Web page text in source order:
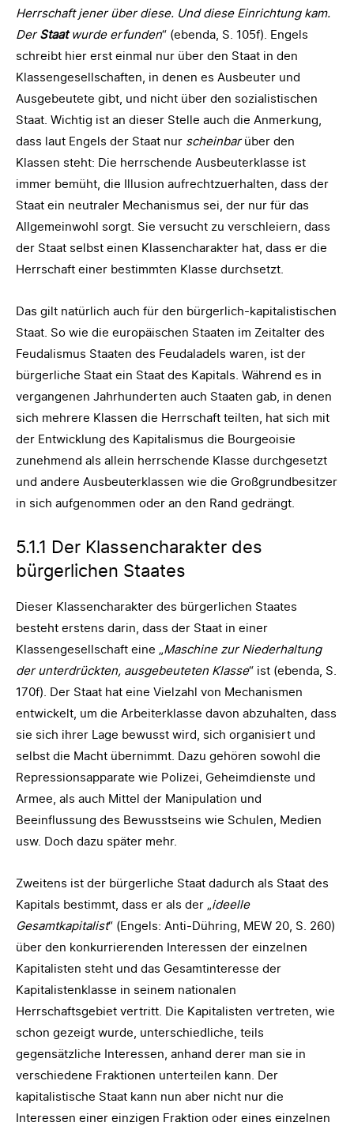
Herrschaft jener über diese. Und diese Einrichtung kam.
DerStaatwurde erfunden“ (ebenda, S. 105f). Engels
schreibt hier erst einmal nur über den Staat in den
Klassengesellschaften, in denen es Ausbeuter und
Ausgebeutete gibt, und nicht über den sozialistischen
Staat. Wichtig ist an dieser Stelle auch die Anmerkung,
dass laut Engels der Staat nur scheinbarüber den
Klassen steht: Die herrschende Ausbeuterklasse ist
immer bemüht, die Illusion aufrechtzuerhalten, dass der
Staat ein neutraler Mechanismus sei, der nur für das
Allgemeinwohl sorgt. Sie versucht zu verschleiern, dass
der Staat selbst einen Klassencharakter hat, dass er die
Herrschaft einer bestimmten Klasse durchsetzt.
Das gilt natürlich auch für den bürgerlich-kapitalistischen
Staat. So wie die europäischen Staaten im Zeitalter des
Feudalismus Staaten des Feudaladels waren, ist der
bürgerliche Staat ein Staat des Kapitals. Während es in
vergangenen Jahrhunderten auch Staaten gab, in denen
sich mehrere Klassen die Herrschaft teilten, hat sich mit
der Entwicklung des Kapitalismus die Bourgeoisie
zunehmend als allein herrschende Klasse durchgesetzt
und andere Ausbeuterklassen wie die Großgrundbesitzer
in sich aufgenommen oder an den Rand gedrängt.
5.1.1 Der Klassencharakter des
bürgerlichen Staates
Dieser Klassencharakter des bürgerlichen Staates
besteht erstens darin, dass der Staat in einer
Klassengesellschaft eine „Maschine zur Niederhaltung
der unterdrückten, ausgebeuteten Klasse“ ist (ebenda, S.
170f). Der Staat hat eine Vielzahl von Mechanismen
entwickelt, um die Arbeiterklasse davon abzuhalten, dass
sie sich ihrer Lage bewusst wird, sich organisiert und
selbst die Macht übernimmt. Dazu gehören sowohl die
Repressionsapparate wie Polizei, Geheimdienste und
Armee, als auch Mittel der Manipulation und
Beeinflussung des Bewusstseins wie Schulen, Medien
usw. Doch dazu später mehr.
Zweitens ist der bürgerliche Staat dadurch als Staat des
Kapitals bestimmt, dass er als der „ideelle
Gesamtkapitalist“ (Engels: Anti-Dühring, MEW 20, S. 260)
über den konkurrierenden Interessen der einzelnen
Kapitalisten steht und das Gesamtinteresse der
Kapitalistenklasse in seinem nationalen
Herrschaftsgebiet vertritt. Die Kapitalisten vertreten, wie
schon gezeigt wurde, unterschiedliche, teils
gegensätzliche Interessen, anhand derer man sie in
verschiedene Fraktionen unterteilen kann. Der
kapitalistische Staat kann nun aber nicht nur die
Interessen einer einzigen Fraktion oder eines einzelnen